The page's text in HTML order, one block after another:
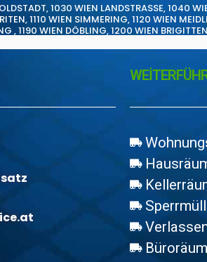
,1030 WIEN LANDSTRASSE,1040
,1110 WIEN SIMMERING,1120 WIEN
,1190 WIEN DÖBLING,1200 WIEN